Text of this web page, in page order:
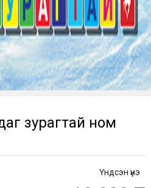
зурагтай ном
Үндсэн үнэ